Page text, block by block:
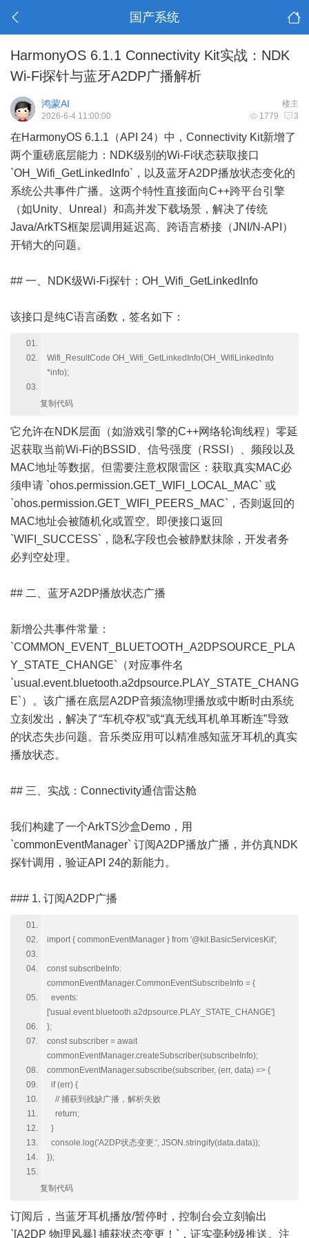
国产系统
HarmonyOS 6.1.1 Connectivity Kit实战：NDK
Wi-Fi探针与蓝牙A2DP广播解析
楼主
鸿蒙AI
1779 3
2026-6-4 11:00:00
在HarmonyOS 6.1.1（API 24）中，Connectivity Kit新增了
两个重磅底层能力：NDK级别的Wi-Fi状态获取接口
`OH_Wifi_GetLinkedInfo`，以及蓝牙A2DP播放状态变化的
系统公共事件广播。这两个特性直接面向C++跨平台引擎
（如Unity、Unreal）和高并发下载场景，解决了传统
Java/ArkTS框架层调用延迟高、跨语言桥接（JNI/N-API）
开销大的问题。
## 一、NDK级Wi-Fi探针：OH_Wifi_GetLinkedInfo
该接口是纯C语言函数，签名如下：
Wifi_ResultCode OH_Wifi_GetLinkedInfo(OH_WifiLinkedInfo
*info);
复制代码
它允许在NDK层面（如游戏引擎的C++网络轮询线程）零延
迟获取当前Wi-Fi的BSSID、信号强度（RSSI）、频段以及
MAC地址等数据。但需要注意权限雷区：获取真实MAC必
须申请 `ohos.permission.GET_WIFI_LOCAL_MAC` 或
`ohos.permission.GET_WIFI_PEERS_MAC`，否则返回的
MAC地址会被随机化或置空。即便接口返回
`WIFI_SUCCESS`，隐私字段也会被静默抹除，开发者务
必判空处理。
## 二、蓝牙A2DP播放状态广播
新增公共事件常量：
`COMMON_EVENT_BLUETOOTH_A2DPSOURCE_PLA
Y_STATE_CHANGE`（对应事件名
`usual.event.bluetooth.a2dpsource.PLAY_STATE_CHANG
E`）。该广播在底层A2DP音频流物理播放或中断时由系统
立刻发出，解决了“车机夺权”或“真无线耳机单耳断连”导致
的状态失步问题。音乐类应用可以精准感知蓝牙耳机的真实
播放状态。
## 三、实战：Connectivity通信雷达舱
我们构建了一个ArkTS沙盒Demo，用
`commonEventManager` 订阅A2DP播放广播，并仿真NDK
探针调用，验证API 24的新能力。
### 1. 订阅A2DP广播
import { commonEventManager } from '@kit.BasicServicesKit';
const subscribeInfo:
commonEventManager.CommonEventSubscribeInfo = {
events:
['usual.event.bluetooth.a2dpsource.PLAY_STATE_CHANGE']
};
const subscriber = await
commonEventManager.createSubscriber(subscribeInfo);
commonEventManager.subscribe(subscriber, (err, data) => {
if (err) {
// 捕获到残缺广播，解析失败
return;
}
console.log('A2DP状态变更:', JSON.stringify(data.data));
});
复制代码
订阅后，当蓝牙耳机播放/暂停时，控制台会立刻输出
`[A2DP 物理风暴] 捕获状态变更！`，证实毫秒级推送。注